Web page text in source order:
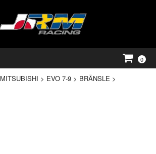
0
MITSUBISHI > EVO 7-9 > BRÄNSLE >